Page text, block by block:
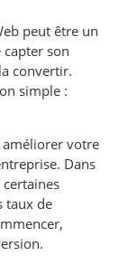
peut être un
son
convertir.
simple :
améliorer votre
Dans
taux de